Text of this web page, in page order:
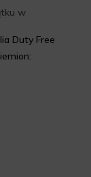
w
Duty Free